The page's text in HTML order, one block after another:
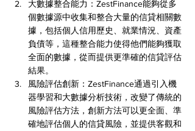
大數據整合能力：ZestFinance能夠從多
個數據源中收集和整合大量的信貸相關數
據，包括個人信用歷史、就業情況、資產
負債等，這種整合能力使得他們能夠獲取
全面的數據，從而提供更準確的信貸評估
結果。
風險評估創新：ZestFinance通過引入機
器學習和大數據分析技術，改變了傳統的
風險評估方法，創新方法可以更全面、準
確地評估個人的信貸風險，並提供客觀和